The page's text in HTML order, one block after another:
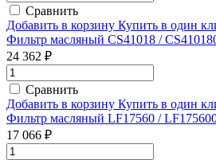
Сравнить
Добавить в корзину Купить в один
Фильтр масляный CS41018 /
24 362 ₽
Сравнить
Добавить в корзину Купить в один
Фильтр масляный LF17560 /
17 066 ₽